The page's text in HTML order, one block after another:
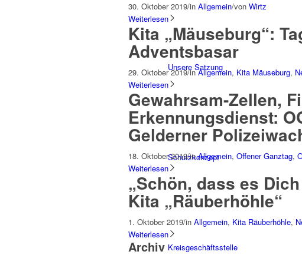
Unsere Satzung
Schutzkonzept
Kreisgeschäftsstelle
30. Oktober 2019/in Allgemein/von Wirtz
Weiterlesen
Kita „Mäuseburg“:
Adventsbasar
29. Oktober 2019/inAllgemein, Kita Mäuseburg,
Weiterlesen
Gewahrsam-Zellen,
Erkennungsdienst:
Gelderner
18. Oktober 2019/inAllgemein, Offener Ganztag,
Weiterlesen
„Schön, dass es
Kita „Räuberhöhle“
1. Oktober 2019/in Allgemein, Kita Räuberhöhle,
Weiterlesen
Archiv